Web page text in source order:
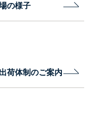
の様子
荷体制のご案内